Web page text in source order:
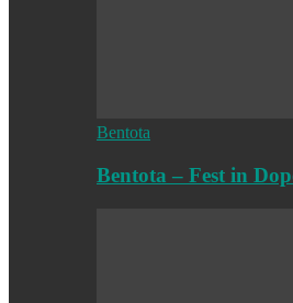
Bentota
Bentota – Fest in